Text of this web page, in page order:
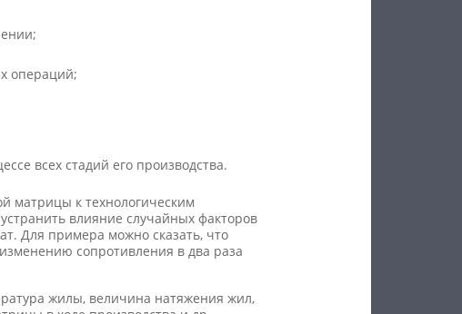
операций;
всех стадий его производства.
матрицы к технологическим
влияние случайных факторов
Для примера можно сказать, что
сопротивления в два раза
жилы, величина натяжения жил,